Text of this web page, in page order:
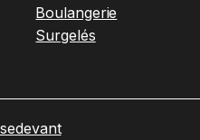
Boulangerie
Surgelés